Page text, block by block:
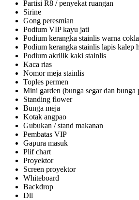
Partisi R8 / penyekat ruangan
Sirine
Gong peresmian
Podium VIP kayu jati
Podium kerangka stainlis warna
Podium kerangka stainlis lapis kalep
Podium akrilik kaki stainlis
Kaca rias
Nomor meja stainlis
Toples permen
Mini garden (bunga segar dan bunga
Standing flower
Bunga meja
Kotak angpao
Gubukan / stand makanan
Pembatas VIP
Gapura masuk
Plif chart
Proyektor
Screen proyektor
Whiteboard
Backdrop
Dll